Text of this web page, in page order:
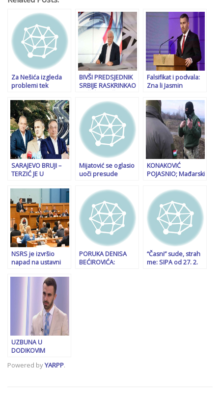
Za Nešića izgleda
problemi tek
kriju poruke iz
mobitela i šta će biti
sa Sky istragom?
BIVŠI PREDSJEDNIK
SRBIJE RASKRINKAO
“Srpska delegacija u
Minhenu potura da
iza protesta stoje
ruske službe”
Falsifikat i podvala:
Zna li Jasmin
Sarajevo kao grad
postojalo i prije
vakufname?!
SARAJEVO BRUJI –
TERZIĆ JE U
jedan od trojice koji
su nedostupni
policiji u akciji
‘Koridor’
Mijatović se oglasio
uoči presude
da će Dodik uraditi
nakon srijede
KONAKOVIĆ
POJASNIO; Mađarski
nije dozvoljen unos
oružja
NSRS je izvršio
napad na ustavni
je propisano
najmanje pet
godina zatvora
PORUKA DENISA
BEĆIROVIĆA:
“Časni” sude, strah
me: SIPA od 27. 2.
UZBUNA U
DODIKOVIM
“Oduzimanje
Powered byYARPP.